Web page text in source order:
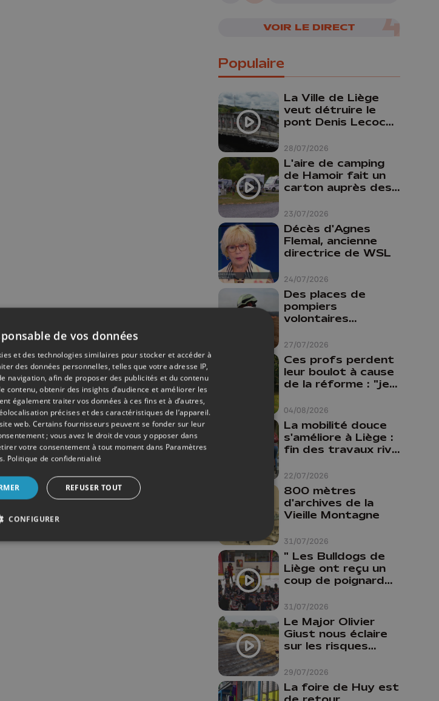
VOIR LE DIRECT
Populaire
28/07/2026
La Ville de Liège
veut détruire le
pont Denis Lecocq
budget pour le
faire
23/07/2026
L'aire de camping
de Hamoir fait un
carton auprès des
24/07/2026
Décès d'Agnes
Flemal, ancienne
directrice de WSL
27/07/2026
Des places de
pompiers
volontaires
province de Liège :
"Un citoyen qui
n'est formé ne
peut pas nous
aider"
04/08/2026
Ces profs perdent
leur boulot à cause
de la réforme : "je
comme prof que
comme
pharmacienne"
22/07/2026
La mobilité douce
s'améliore à Liège :
fin des travaux rive
cyclo-piétonnes
Avroy et
Guillemins...
31/07/2026
800 mètres
d'archives de la
Vieille Montagne
31/07/2026
" Les Bulldogs de
Liège ont reçu un
coup de poignard
29/07/2026
Le Major Olivier
Giust nous éclaire
sur les risques
Belgique : "Un
incendie comme en
Gironde ne pourrait
La foire de Huy est
de vos données
et des technologies similaires pour stocker et accéder à
des données personnelles, telles que votre adresse IP,
navigation, afin de proposer des publicités et du contenu
contenu, obtenir des insights d’audience et améliorer les
également traiter vos données à ces fins et à d’autres,
précises et des caractéristiques de l’appareil.
web. Certains fournisseurs peuvent se fonder sur leur
; vous avez le droit de vous y opposer dans
votre consentement à tout moment dans Paramètres
. Politique de confidentialité
REFUSER TOUT
CONFIGURER